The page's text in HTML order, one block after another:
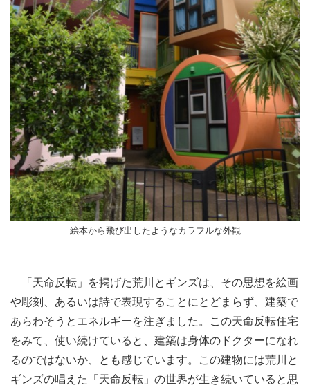
絵本から飛び出したようなカラフルな外観
「天命反転」を掲げた荒川とギンズは、その思想を絵画
や彫刻、あるいは詩で表現することにとどまらず、建築で
あらわそうとエネルギーを注ぎました。この天命反転住宅
をみて、使い続けていると、建築は身体のドクターになれ
るのではないか、とも感じています。この建物には荒川と
ギンズの唱えた「天命反転」の世界が生き続いていると思